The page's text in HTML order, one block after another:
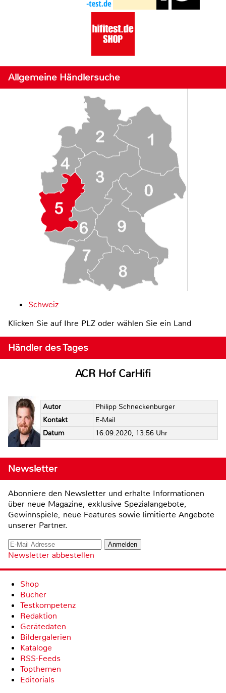
Allgemeine Händlersuche
Schweiz
Klicken Sie auf Ihre PLZ oder wählen Sie ein Land
Händler des Tages
ACR Hof CarHifi
Autor
Philipp Schneckenburger
Kontakt
E-Mail
Datum
16.09.2020, 13:56 Uhr
Newsletter
Abonniere den Newsletter und erhalte Informationen
über neue Magazine, exklusive Spezialangebote,
Gewinnspiele, neue Features sowie limitierte Angebote
unserer Partner.
Newsletter abbestellen
Shop
Bücher
Testkompetenz
Redaktion
Gerätedaten
Bildergalerien
Kataloge
RSS-Feeds
Topthemen
Editorials